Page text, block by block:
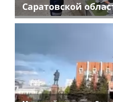
Саратовской